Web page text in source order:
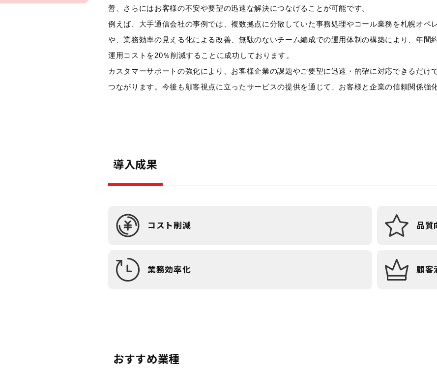
善、さらにはお客様の不安や要望の迅速な解決につなげることが可能です。
例えば、大手通信会社の事例では、複数拠点に分散していた事務処理やコール業務を札幌オ
や、業務効率の見える化による改善、無駄のないチーム編成での運用体制の構築により、年間
運用コストを20％削減することに成功しております。
カスタマーサポートの強化により、お客様企業の課題やご要望に迅速・的確に対応できるだ
つながります。今後も顧客視点に立ったサービスの提供を通じて、お客様と企業の信頼関係強
導入成果
コスト削減 品質
業務効率化 顧客
おすすめ業種